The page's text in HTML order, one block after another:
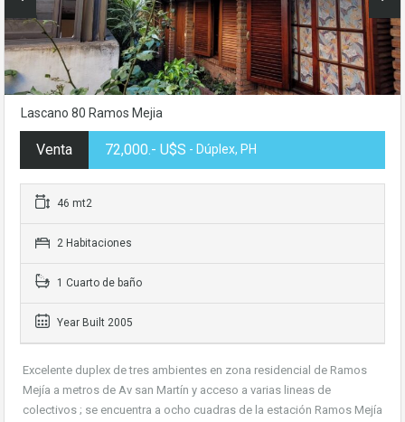
Lascano 80 Ramos Mejia
Venta 72,000.- U$S - Dúplex, PH
46 mt2
2 Habitaciones
1 Cuarto de baño
Year Built 2005
Excelente duplex de tres ambientes en zona residencial de Ramos
Mejía a metros de Av san Martín y acceso a varias lineas de
colectivos ; se encuentra a ocho cuadras de la estación Ramos Mejía